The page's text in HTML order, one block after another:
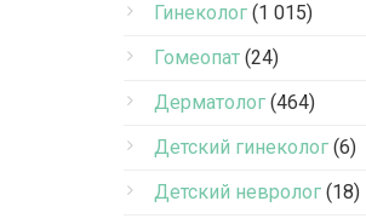
Гинеколог (1 015)
Гомеопат (24)
Дерматолог (464)
Детский гинеколог (6)
Детский невролог (18)